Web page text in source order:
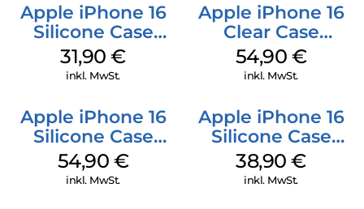
Apple iPhone 16
Silicone Case
MagSafe Fuchsia
31,90€
inkl. MwSt.
Apple iPhone 16
Clear Case
MagSafe
Transparent
54,90 €
inkl. MwSt.
Apple iPhone 16
Silicone Case
MagSafe Black
54,90 €
inkl. MwSt.
Apple iPhone 16
Silicone Case
MagSafe
Ultramarine
38,90€
inkl. MwSt.